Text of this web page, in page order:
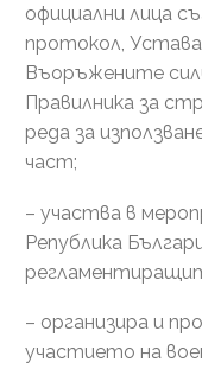
официални лица
протокол,
Въоръжените
Правилника за
реда за
част;
– участва в
Република
– организира и
участието на